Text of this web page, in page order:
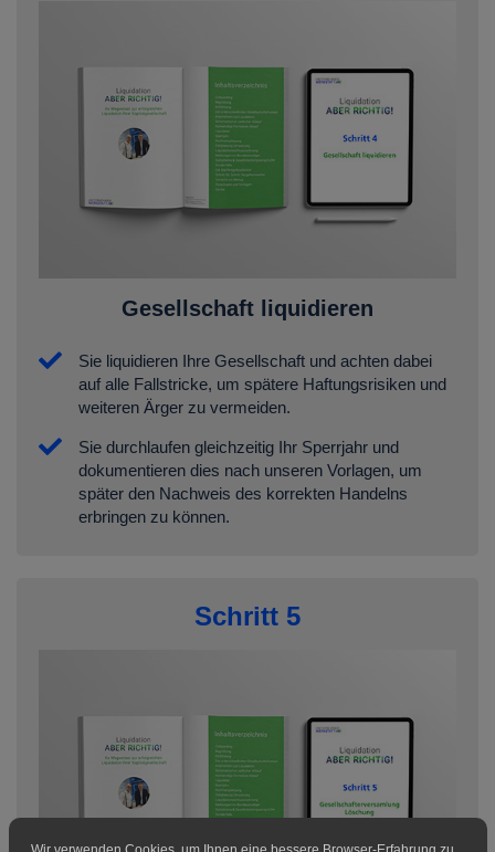
Gesellschaft liquidieren
Sie liquidieren Ihre Gesellschaft und achten dabei
auf alle Fallstricke, um spätere Haftungsrisiken und
weiteren Ärger zu vermeiden.
Sie durchlaufen gleichzeitig Ihr Sperrjahr und
dokumentieren dies nach unseren Vorlagen, um
später den Nachweis des korrekten Handelns
erbringen zu können.
Schritt 5